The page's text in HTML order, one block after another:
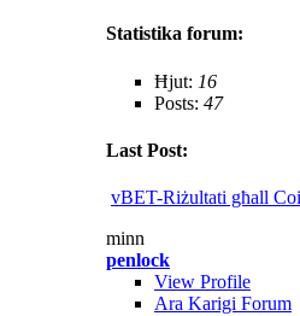
Statistika forum:
Ħjut: 16
Posts: 47
Last Post:
vBET-Riżultati għall
minn
penlock
View Profile
Ara Karigi Forum